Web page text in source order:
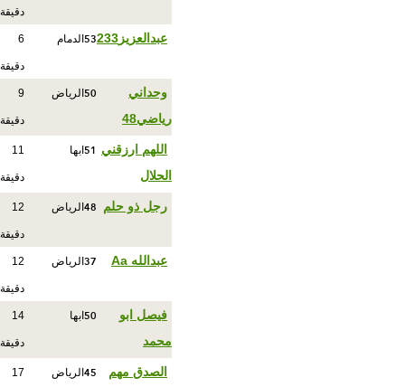
دقيقة
عبدالعزيز233 53 الدمام 6
دقيقة
وحداني
رياضي48
50 الرياض 9
دقيقة
اللهم ارزقني
الحلال
51 ابها 11
دقيقة
رجل ذو حلم 48 الرياض 12
دقيقة
عبدالله Aa 37 الرياض 12
دقيقة
فيصل ابو
محمد
50 ابها 14
دقيقة
الصدق مهم 45 الرياض 17